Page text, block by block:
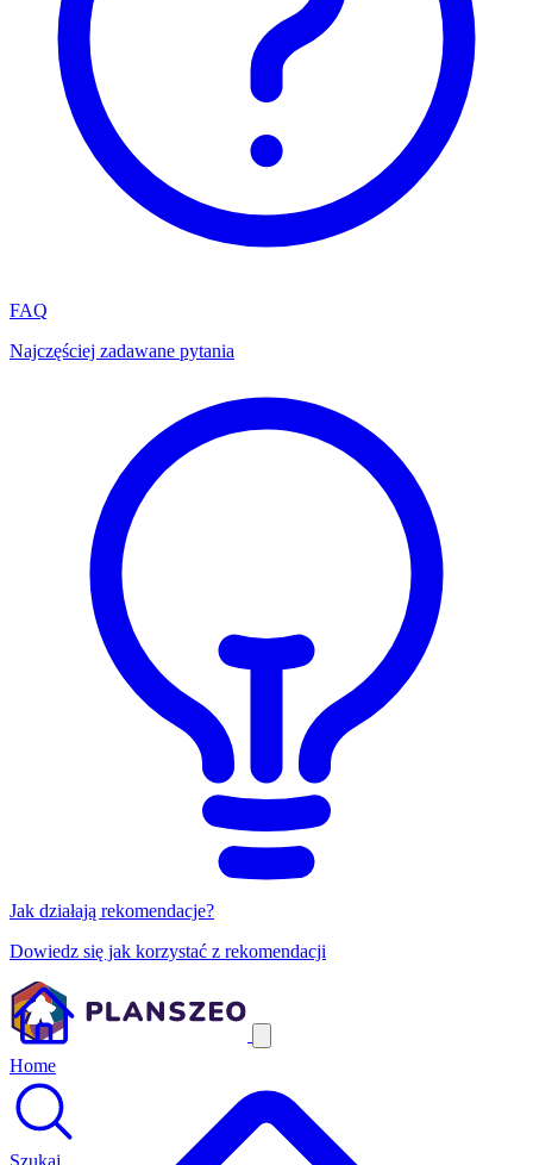
FAQ
Najczęściej zadawane pytania
Jak działają rekomendacje?
Dowiedz się jak korzystać z rekomendacji
Home
Szukaj